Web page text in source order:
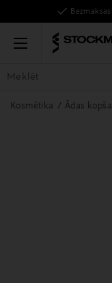
Menu
VISAS PRECES
Kosmētika Ādas